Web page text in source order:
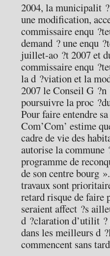
2004, la municipalit
une modification,
commissaire enqu
demand ? une enqu
juillet-ao ?t 2007 et
commissaire enqu
la d ?viation et la
2007 le Conseil G
poursuivre la proc
Pour faire entendre
Com’Com’ estime
cadre de vie des
autorise la
programme de
de son centre bourg
travaux sont
retard risque de faire
seraient affect ?s
d ?claration d’utilit
dans les meilleurs d
commencent sans